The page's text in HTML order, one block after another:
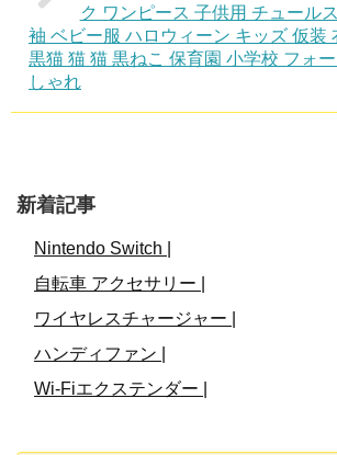
ク ワンピース 子供用 チュール
袖 ベビー服 ハロウィーン キッズ 仮装
黒猫 猫 猫 黒ねこ 保育園 小学校 フォ
しゃれ
新着記事
Nintendo Switch |
自転車 アクセサリー |
ワイヤレスチャージャー |
ハンディファン |
Wi-Fiエクステンダー |